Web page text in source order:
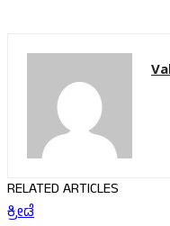
RELATED ARTICLES
ಕ್ರೀಡೆ